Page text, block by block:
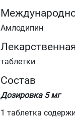
Амлодипин
таблетки
Состав
Дозировка 5 мг
1 таблетка